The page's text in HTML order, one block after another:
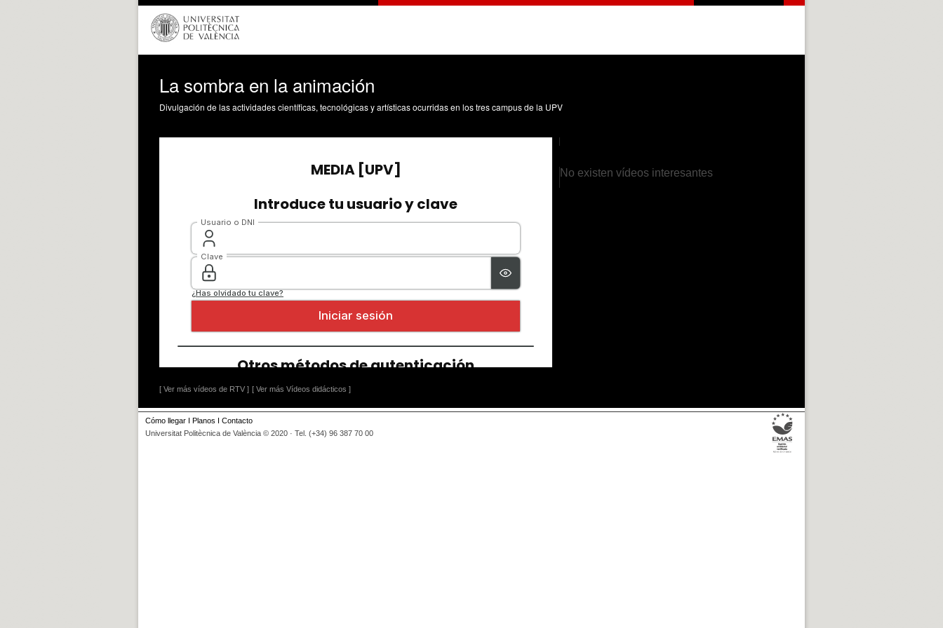
La sombra en la animación
Divulgación de las actividades científicas, tecnológicas y artísticas ocurridas en los tres campus de la UPV
[ Ver más vídeos de RTV ] [ Ver más Vídeos didácticos ]
No existen vídeos interesantes
Cómo llegar I Planos I Contacto
Universitat Politècnica de València © 2020 · Tel. (+34) 96 387 70 00